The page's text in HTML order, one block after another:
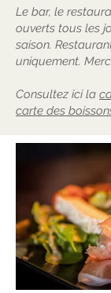
Le bar, le
ouverts tous les
saison.
uniquement.
Consultez ici la
carte des